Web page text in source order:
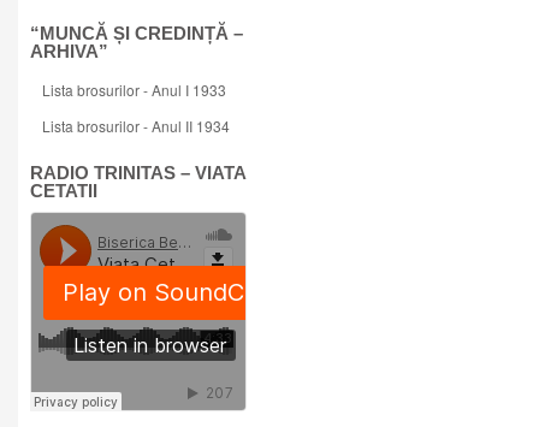
“MUNCĂ ȘI CREDINȚĂ –
ARHIVA”
Lista brosurilor - Anul I 1933
Lista brosurilor - Anul II 1934
RADIO TRINITAS – VIATA
CETATII